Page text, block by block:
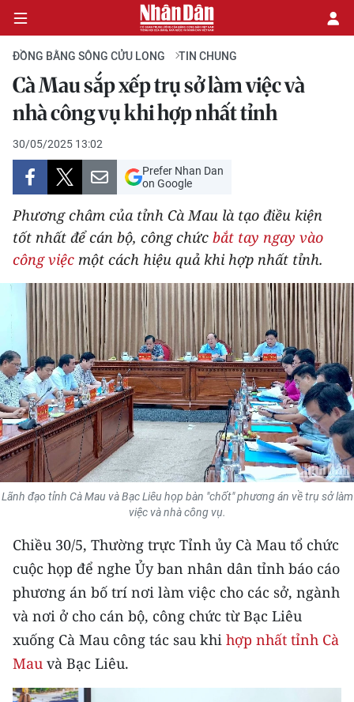
CHÍNH TRỊ
KINH TẾ
VĂN HÓA
XÃ HỘI
PHÁP LUẬT
DU LỊCH
THẾ GIỚI
THỂ THAO
GIÁO DỤC
Y TẾ
KHOA HỌC - CÔNG NGHỆ
BẠN ĐỌC
KIỂM CHỨNG THÔNG TIN
TRI THỨC CHUYÊN SÂU
54 DÂN TỘC VIỆT NAM
ĐỒNG BẰNG SÔNG CỬU LONG TIN CHUNG
Cà Mau sắp xếp trụ sở làm việc và
nhà công vụ khi hợp nhất tỉnh
30/05/2025 13:02
Prefer Nhan Dan
on Google
Phương châm của tỉnh Cà Mau là tạo điều kiện
tốt nhất để cán bộ, công chức bắt tay ngay vào
công việc một cách hiệu quả khi hợp nhất tỉnh.
Lãnh đạo tỉnh Cà Mau và Bạc Liêu họp bàn "chốt" phương án về trụ sở làm
việc và nhà công vụ.
Chiều 30/5, Thường trực Tỉnh ủy Cà Mau tổ chức
cuộc họp để nghe Ủy ban nhân dân tỉnh báo cáo
phương án bố trí nơi làm việc cho các sở, ngành
và nơi ở cho cán bộ, công chức từ Bạc Liêu
xuống Cà Mau công tác sau khi hợp nhất tỉnh Cà
Mau và Bạc Liêu.